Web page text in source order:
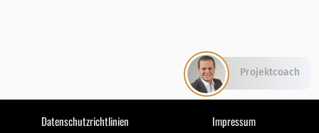
Datenschutzrichtlinien Impressum
Projektcoach